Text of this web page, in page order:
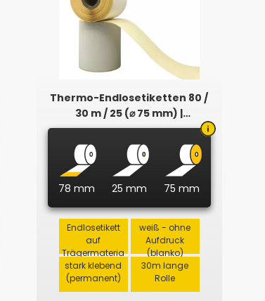
Thermo-Endlosetiketten 80 /
30 m / 25 (⌀ 75 mm) |
Permanent
78 mm 25 mm 75 mm
Endlosetikett
auf
Trägermateria
l
weiß - ohne
Aufdruck
(blanko)
stark klebend
(permanent)
30m lange
Rolle